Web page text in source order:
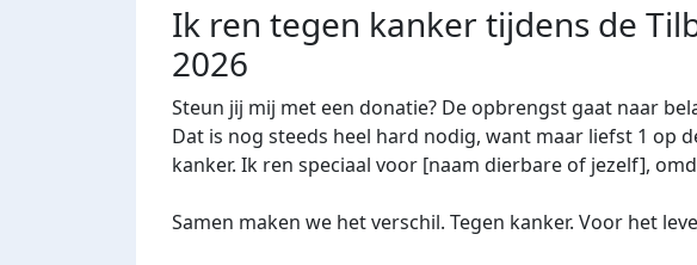
Ik ren tegen kanker tijdens de
2026
Steun jij mij met een donatie? De opbrengst gaat naar
Dat is nog steeds heel hard nodig, want maar liefst 1 op
kanker. Ik ren speciaal voor [naam dierbare of jezelf],
Samen maken we het verschil. Tegen kanker. Voor het